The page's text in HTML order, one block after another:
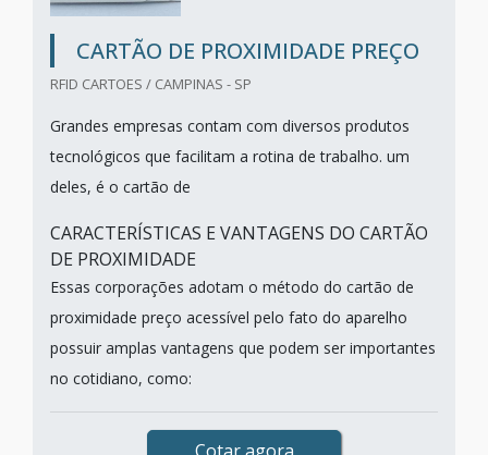
CARTÃO DE PROXIMIDADE PREÇO
RFID CARTOES / CAMPINAS - SP
Grandes empresas contam com diversos produtos
tecnológicos que facilitam a rotina de trabalho. um
deles, é o cartão de
CARACTERÍSTICAS E VANTAGENS DO CARTÃO
DE PROXIMIDADE
Essas corporações adotam o método do cartão de
proximidade preço acessível pelo fato do aparelho
possuir amplas vantagens que podem ser importantes
no cotidiano, como: